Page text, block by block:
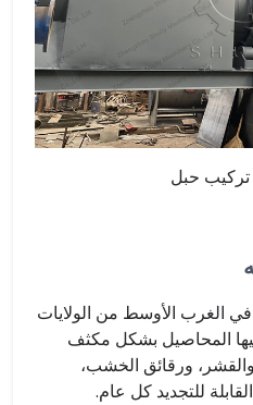
تركيب حبل
في الغرب الأوسط من الولايات
المحاصيل بشكل مكثف
ورقائق الخشب،
للتجديد كل عام.